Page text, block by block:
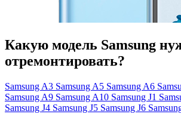
Какую модель Samsung
отремонтировать?
Samsung A3 Samsung A5 Samsung A6
Samsung A9 Samsung A10 Samsung J1
Samsung J4 Samsung J5 Samsung J6